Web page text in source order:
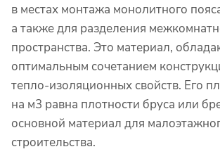
в местах монтажа монолитного
а также для разделения
пространства. Это материал,
оптимальным сочетанием
тепло-изоляционных свойств. Его
на м3 равна плотности бруса или
основной материал для
строительства.